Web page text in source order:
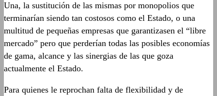
Una, la sustitución de las mismas por monopolios que
terminarían siendo tan costosos como el Estado, o una
multitud de pequeñas empresas que garantizasen el “libre
mercado” pero que perderían todas las posibles economías
de gama, alcance y las sinergias de las que goza
actualmente el Estado.
Para quienes le reprochan falta de flexibilidad y de